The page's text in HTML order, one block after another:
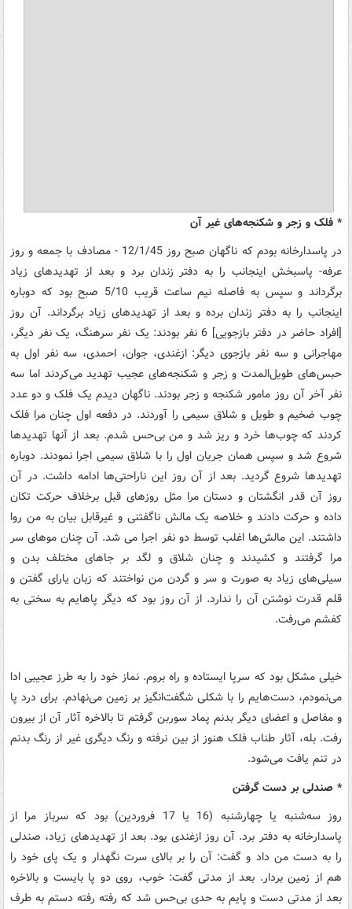
* فلک و زجر و شکنجه‌های غیر آن
در پاسدارخانه بودم که ناگهان صبح روز 12/1/45 - مصادف با جمعه و روز
عرفه- پاسبخش اینجانب را به دفتر زندان برد و بعد از تهدیدهای زیاد
برگرداند و سپس به فاصله نیم ساعت قریب 5/10 صبح بود که دوباره
اینجانب را به دفتر زندان برده و بعد از تهدیدهای زیاد برگرداند. آن روز
[افراد حاضر در دفتر بازجویی] 6 نفر بودند: یک نفر سرهنگ، یک نفر دیگر،
مهاجرانی و سه نفر بازجوی دیگر: ازغندی، جوان، احمدی، سه نفر اول به
حبس‌های طویل‌المدت و زجر و شکنجه‌های عجیب تهدید می‌کردند اما سه
نفر آخر آن روز مامور شکنجه و زجر بودند. ناگهان دیدم یک فلک و دو عدد
چوب ضخیم و طویل و شلاق سیمی را آوردند. در دفعه اول چنان مرا فلک
کردند که چوب‌ها خرد و ریز شد و من بی‌حس شدم. بعد از آنها تهدیدها
شروع شد و سپس همان جریان اول را با شلاق سیمی اجرا نمودند. دوباره
تهدیدها شروع گردید. بعد از آن روز این ناراحتی‌ها ادامه داشت. در آن
روز آن قدر انگشتان و دستان مرا مثل روزهای قبل برخلاف حرکت تکان
داده و حرکت دادند و خلاصه یک مالش ناگفتنی و غیرقابل بیان به من روا
داشتند. این مالش‌ها اغلب توسط دو نفر اجرا می شد. آن چنان موهای سر
مرا گرفتند و کشیدند و چنان شلاق و لگد بر جاهای مختلف بدن و
سیلی‌های زیاد به صورت و سر و گردن من نواختند که زبان یارای گفتن و
قلم قدرت نوشتن آن را ندارد. از آن روز بود که دیگر پاهایم به سختی به
کفشم می‌رفت.
خیلی مشکل بود که سرپا ایستاده و راه بروم. نماز خود را به طرز عجیبی ادا
می‌نمودم، دست‌هایم را با شکلی شگفت‌انگیز بر زمین می‌نهادم. برای درد پا
و مفاصل و اعضای دیگر بدنم پماد سوربن گرفتم تا بالاخره آثار آن از بیرون
رفت. بله، آثار طناب فلک هنوز از بین نرفته و رنگ دیگری غیر از رنگ بدنم
در تنم یافت می‌شود.
* صندلی بر دست گرفتن
روز سه‌شنبه یا چهارشنبه (16 یا 17 فروردین) بود که سرباز مرا از
پاسدارخانه به دفتر برد. آن روز ازغندی بود. بعد از تهدیدهای زیاد، صندلی
را به دست من داد و گفت: آن را بر بالای سرت نگهدار و یک پای خود را
هم از زمین بردار. بعد از مدتی گفت: خوب، روی دو پا بایست و بالاخره
بعد از مدتی دست و پایم به حدی بی‌حس شد که رفته رفته دستم به طرف